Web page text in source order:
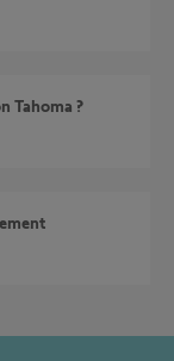
Tahoma ?